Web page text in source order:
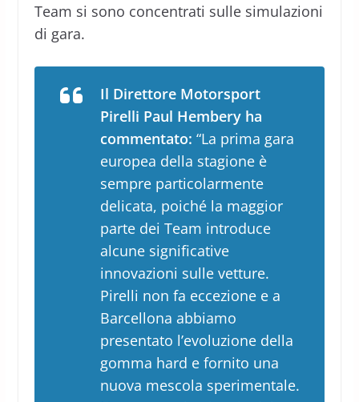
Team si sono concentrati sulle simulazioni
di gara.
Il Direttore Motorsport
Pirelli Paul Hembery ha
commentato: “La prima gara
europea della stagione è
sempre particolarmente
delicata, poiché la maggior
parte dei Team introduce
alcune significative
innovazioni sulle vetture.
Pirelli non fa eccezione e a
Barcellona abbiamo
presentato l’evoluzione della
gomma hard e fornito una
nuova mescola sperimentale.